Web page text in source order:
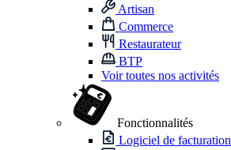
Artisan
Commerce
Restaurateur
BTP
Voir toutes nos activités
Fonctionnalités
Logiciel de facturation